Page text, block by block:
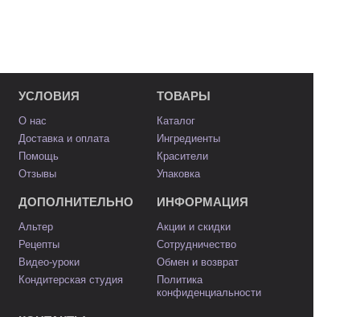
УСЛОВИЯ
О нас
Доставка и оплата
Помощь
Отзывы
ТОВАРЫ
Каталог
Ингредиенты
Красители
Упаковка
ДОПОЛНИТЕЛЬНО
Альтер
Рецепты
Видео-уроки
Кондитерская студия
ИНФОРМАЦИЯ
Акции и скидки
Сотрудничество
Обмен и возврат
Политика
конфиденциальности